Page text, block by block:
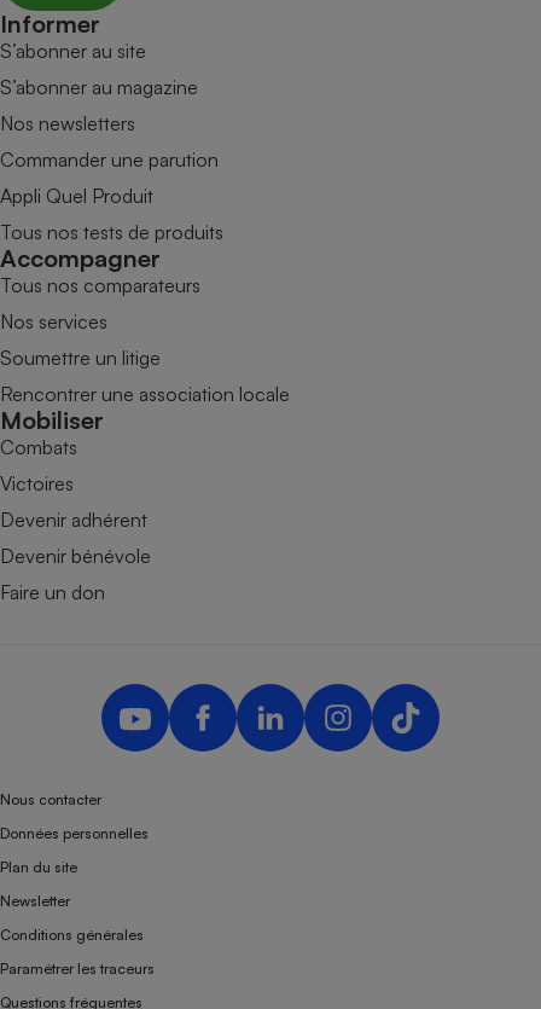
Informer
S’abonner au site
S’abonner au magazine
Nos newsletters
Commander une parution
Appli Quel Produit
Tous nos tests de produits
Accompagner
Tous nos comparateurs
Nos services
Soumettre un litige
Rencontrer une association locale
Mobiliser
Combats
Victoires
Devenir adhérent
Devenir bénévole
Faire un don
Nous contacter
Données personnelles
Plan du site
Newsletter
Conditions générales
Paramétrer les traceurs
Questions fréquentes